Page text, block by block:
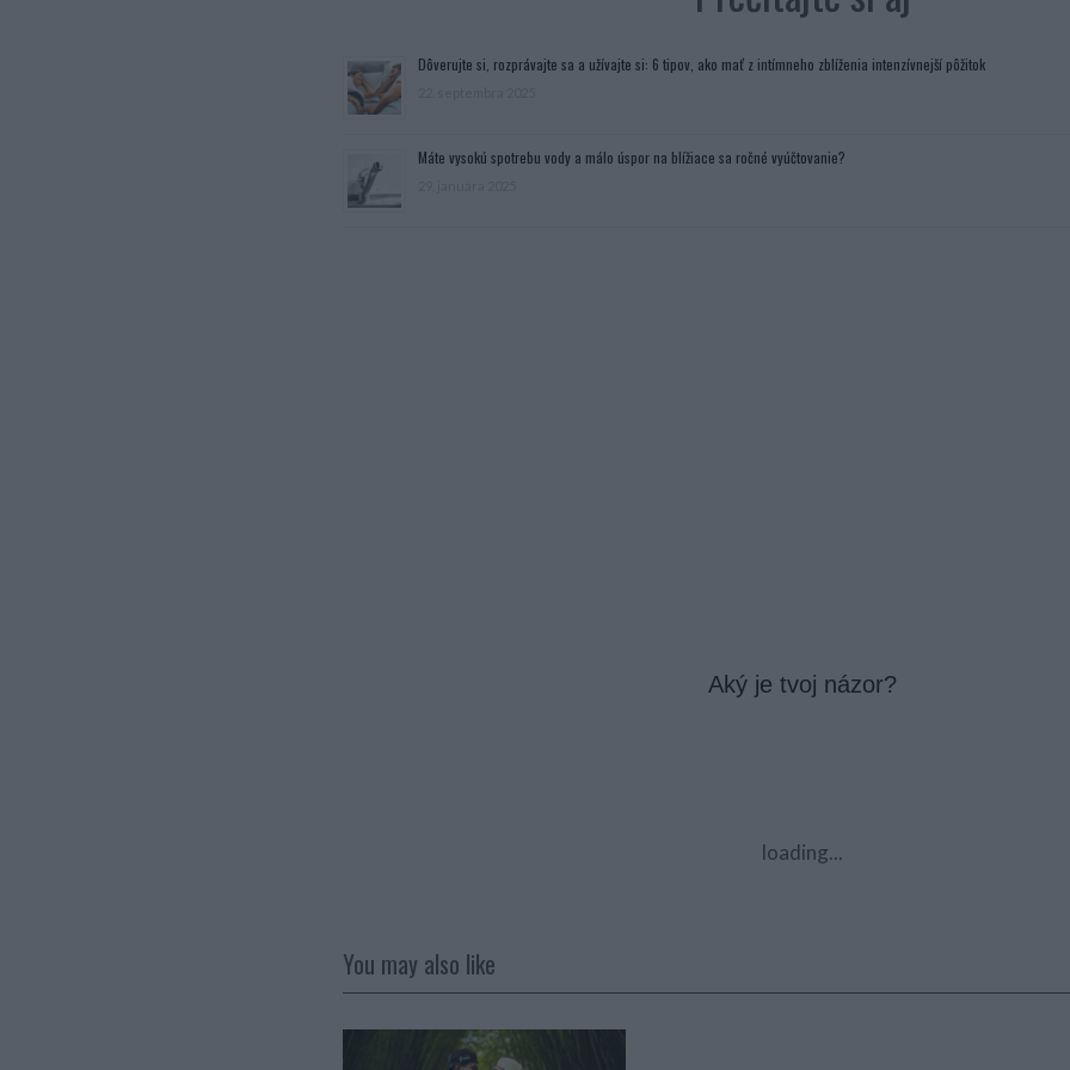
Dôverujte si, rozprávajte sa a užívajte si: 6 tipov, ako mať z intímneho zblíženia intenzívnejší pôžitok
Máte vysokú spotrebu vody a málo úspor na blížiace sa ročné vyúčtovanie?
Aký je tvoj názor?
loading...
You may also like